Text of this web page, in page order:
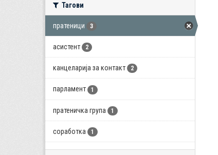
Тагови
пратеници 3
асистент 2
канцеларија за контакт 2
парламент 1
пратеничка група 1
соработка 1